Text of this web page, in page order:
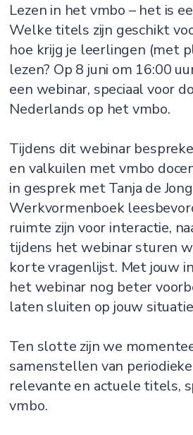
Lezen in het vmbo – het is
Welke titels zijn geschikt
hoe krijg je leerlingen (met
lezen? Op 8 juni om 16:00
een webinar, speciaal voor
Nederlands op het vmbo.
Tijdens dit webinar
en valkuilen met vmbo
in gesprek met Tanja de
Werkvormenboek
ruimte zijn voor interactie,
tijdens het webinar sturen
korte vragenlijst. Met jouw
het webinar nog beter
laten sluiten op jouw
Ten slotte zijn we
samenstellen van
relevante en actuele titels,
vmbo.